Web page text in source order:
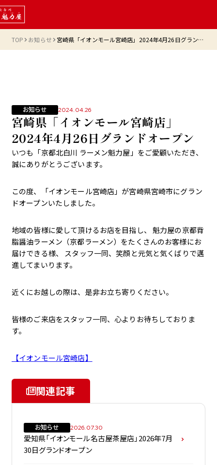
TOP お知らせ 宮崎県「イオンモール宮崎店」2024年4月26日グランドオープン
お知らせ 2024.04.26
宮崎県「イオンモール宮崎店」
2024年4月26日グランドオープン
いつも「京都北白川 ラーメン魁力屋」をご愛顧いただき、
誠にありがとうございます。
この度、「イオンモール宮崎店」が宮崎県宮崎市にグラン
ドオープンいたしました。
地域の皆様に愛して頂けるお店を目指し、 魁力屋の京都背
脂醤油ラーメン（京都ラーメン）をたくさんのお客様にお
届けできる様、 スタッフ一同、笑顔と元気と気くばりで邁
進してまいります。
近くにお越しの際は、是非お立ち寄りください。
皆様のご来店をスタッフ一同、心よりお待ちしておりま
す。
【イオンモール宮崎店】
関連記事
お知らせ 2026.07.30
愛知県「イオンモール名古屋茶屋店」2026年7月
30日グランドオープン